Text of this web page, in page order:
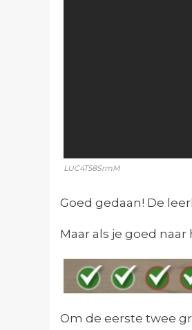
LUC4T58SrmM
Goed gedaan! De
Maar als je goed
Om de eerste twee